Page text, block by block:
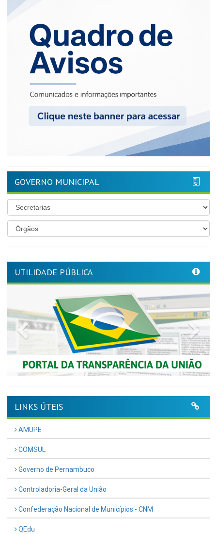
GOVERNO MUNICIPAL
UTILIDADE PÚBLICA
Previous
LINKS ÚTEIS
AMUPE
COMSUL
Governo de Pernambuco
Controladoria-Geral da União
Confederação Nacional de Municípios - CNM
QEdu